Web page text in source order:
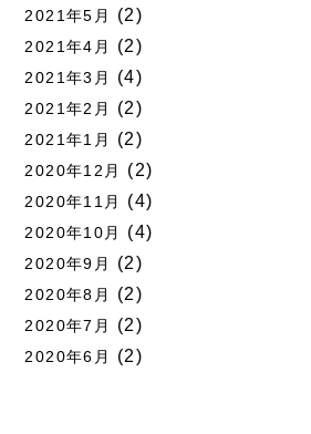
2021年5月 (2)
2021年4月 (2)
2021年3月 (4)
2021年2月 (2)
2021年1月 (2)
2020年12月 (2)
2020年11月 (4)
2020年10月 (4)
2020年9月 (2)
2020年8月 (2)
2020年7月 (2)
2020年6月 (2)